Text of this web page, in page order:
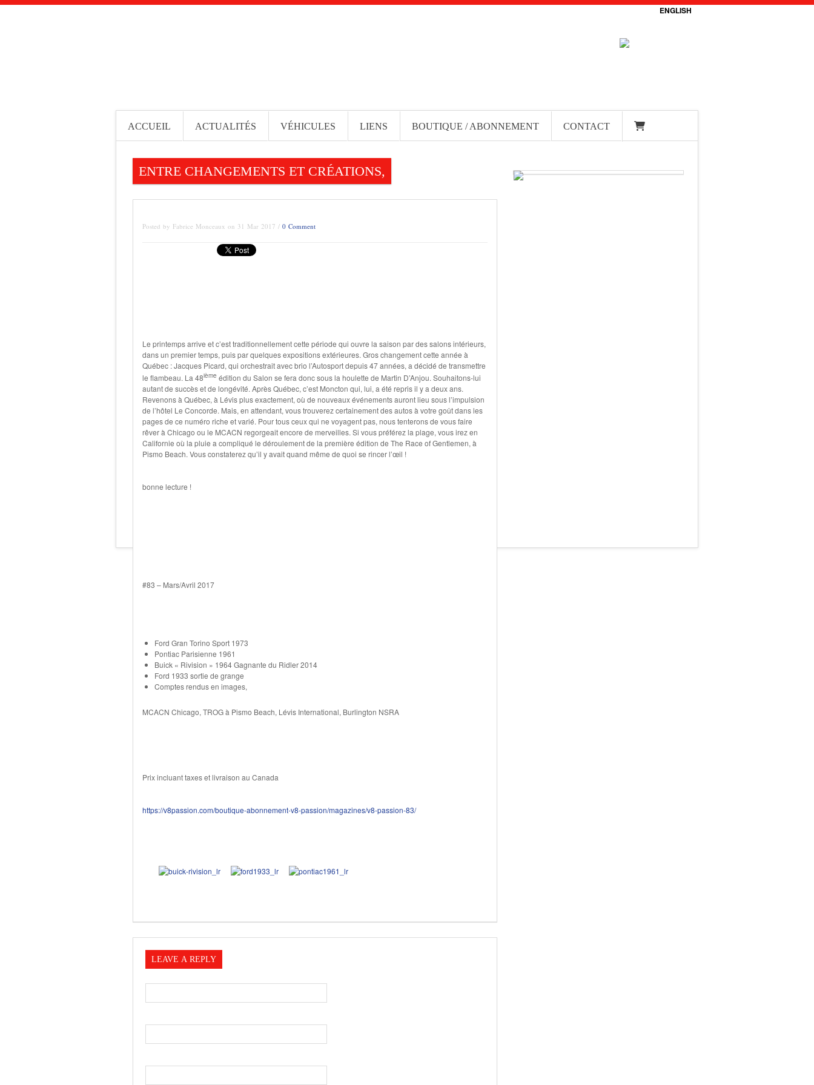
ENGLISH
ACCUEIL ACTUALITÉS VÉHICULES LIENS BOUTIQUE / ABONNEMENT CONTACT
ENTRE CHANGEMENTS ET CRÉATIONS,
Posted by Fabrice Monceaux on 31 Mar 2017 / 0 Comment
Le printemps arrive et c’est traditionnellement cette période qui ouvre la saison par des salons intérieurs,
dans un premier temps, puis par quelques expositions extérieures. Gros changement cette année à
Québec : Jacques Picard, qui orchestrait avec brio l’Autosport depuis 47 années, a décidé de transmettre
le flambeau. La 48ième édition du Salon se fera donc sous la houlette de Martin D’Anjou. Souhaitons-lui
autant de succès et de longévité. Après Québec, c’est Moncton qui, lui, a été repris il y a deux ans.
Revenons à Québec, à Lévis plus exactement, où de nouveaux événements auront lieu sous l’impulsion
de l’hôtel Le Concorde. Mais, en attendant, vous trouverez certainement des autos à votre goût dans les
pages de ce numéro riche et varié. Pour tous ceux qui ne voyagent pas, nous tenterons de vous faire
rêver à Chicago ou le MCACN regorgeait encore de merveilles. Si vous préférez la plage, vous irez en
Californie où la pluie a compliqué le déroulement de la première édition de The Race of Gentlemen, à
Pismo Beach. Vous constaterez qu’il y avait quand même de quoi se rincer l’œil !
bonne lecture !
#83 – Mars/Avril 2017
Ford Gran Torino Sport 1973
Pontiac Parisienne 1961
Buick « Rivision » 1964 Gagnante du Ridler 2014
Ford 1933 sortie de grange
Comptes rendus en images,
MCACN Chicago, TROG à Pismo Beach, Lévis International, Burlington NSRA
Prix incluant taxes et livraison au Canada
https://v8passion.com/boutique-abonnement-v8-passion/magazines/v8-passion-83/
LEAVE A REPLY